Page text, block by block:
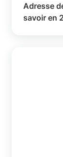
Adresse
savoir en